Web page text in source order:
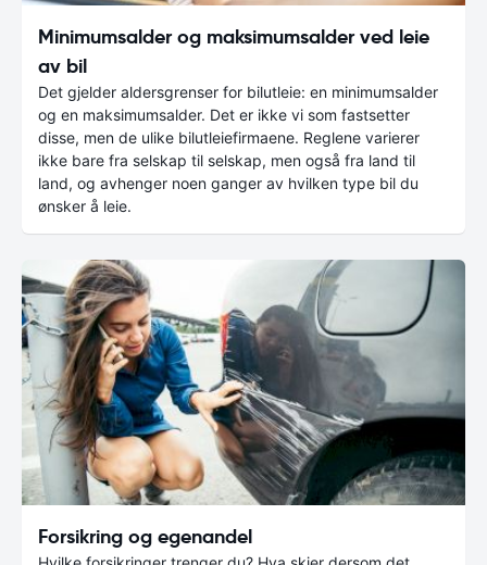
Minimumsalder og maksimumsalder ved leie
av bil
Det gjelder aldersgrenser for bilutleie: en minimumsalder
og en maksimumsalder. Det er ikke vi som fastsetter
disse, men de ulike bilutleiefirmaene. Reglene varierer
ikke bare fra selskap til selskap, men også fra land til
land, og avhenger noen ganger av hvilken type bil du
ønsker å leie.
Forsikring og egenandel